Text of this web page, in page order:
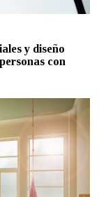
y diseño
con